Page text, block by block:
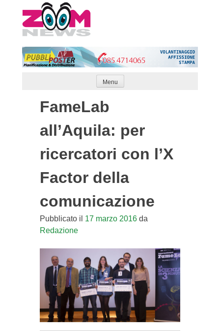
to
content
Menu
FameLab
all’Aquila: per
ricercatori con l’X
Factor della
comunicazione
Pubblicato il 17 marzo 2016da
Redazione